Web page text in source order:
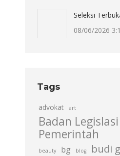
Seleksi
08/06/2026
Tags
advokat art
Badan Legislasi
Pemerintah
beauty bg blog budi